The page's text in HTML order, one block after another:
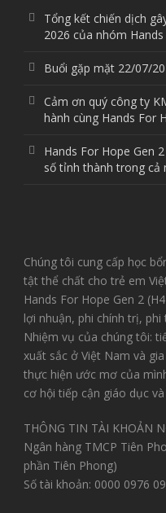
Tổng kết chiến dịch
2026 của nhóm
Buổi gặp mặt 22/07/
Cảm ơn quý công ty
hành cùng Hands For
Hands For Hope Gen
số tỉnh thành trong cả
Chúng tôi cung cấp học
tật thể chất cho trẻ em
Hands For Hope Gen 2
lợi nhuận, phi chính trị, phi
Nhiệm vụ của chúng tôi:
xuất sắc ở Việt Nam và
thực hiện ước mơ của
cơ hội tiếp cận giáo dục
THÔNG TIN TÀI KHOẢN
Ngân hàng TMCP Tiên
phần Tiên Phong)
Số tài khoản: 0000 0976